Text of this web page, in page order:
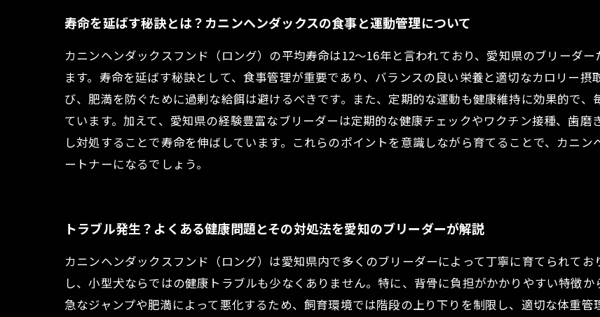
寿命を延ばす秘訣とは？カニンヘンダックスの食事と運動管理について
カニンヘンダックスフンド（ロング）の平均寿命は12～16年と言われており、愛知県のブリーダ
ます。寿命を延ばす秘訣として、食事管理が重要であり、バランスの良い栄養と適切なカロリー
び、肥満を防ぐために過剰な給餌は避けるべきです。また、定期的な運動も健康維持に効果的で
ています。加えて、愛知県の経験豊富なブリーダーは定期的な健康チェックやワクチン接種、歯
し対処することで寿命を伸ばしています。これらのポイントを意識しながら育てることで、カニ
ートナーになるでしょう。
トラブル発生？よくある健康問題とその対処法を愛知のブリーダーが解説
カニンヘンダックスフンド（ロング）は愛知県内で多くのブリーダーによって丁寧に育てられて
し、小型犬ならではの健康トラブルも少なくありません。特に、背骨に負担がかかりやすい特徴
急なジャンプや肥満によって悪化するため、飼育環境では階段の上り下りを制限し、適切な体重